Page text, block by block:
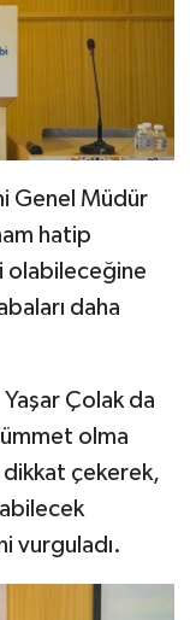
Genel Müdür
hatip
olabileceğine
daha
Yaşar Çolak da
olma
dikkat çekerek,
vurguladı.